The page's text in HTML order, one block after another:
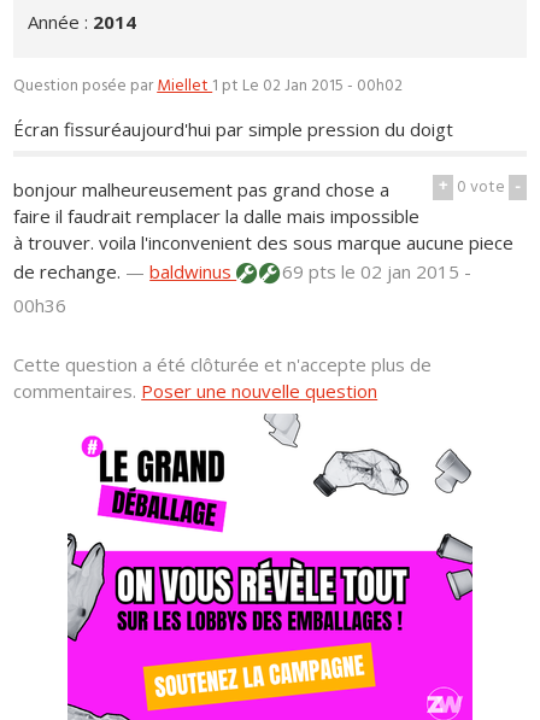
Année : 2014
Question posée parMiellet1 pt Le 02 Jan 2015 - 00h02
Écran fissuréaujourd'hui par simple pression du doigt
+ 0vote -
bonjour malheureusement pas grand chose a
faire il faudrait remplacer la dalle mais impossible
à trouver. voila l'inconvenient des sous marque aucune piece
de rechange. —baldwinus 69 ptsle 02 jan 2015 -
00h36
Cette question a été clôturée et n'accepte plus de
commentaires. Poser une nouvelle question